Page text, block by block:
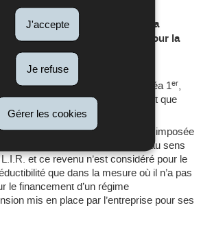
J'accepte
Je refuse
Gérer les cookies
société anonyme qui exerce la
touche une rémunération pour la
des tantièmes
exerçant au Grand-Duché de
visées par l’article 91, alinéa 1er,
en principe. (Il est indifférent que
d’actionnaire ou non.)
de la gestion journalière est imposée
d’une occupation salariée au sens
et ce revenu n’est considéré pour le
que dans la mesure où il n’a pas
le financement d’un régime
mis en place par l’entreprise pour ses